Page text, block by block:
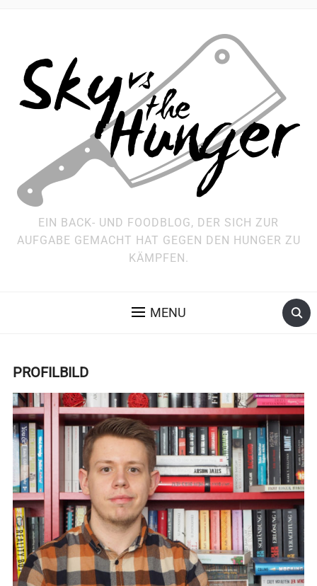
EIN BACK- UND FOODBLOG, DER SICH ZUR
AUFGABE GEMACHT HAT GEGEN DEN HUNGER ZU
KÄMPFEN.
MENU
PROFILBILD